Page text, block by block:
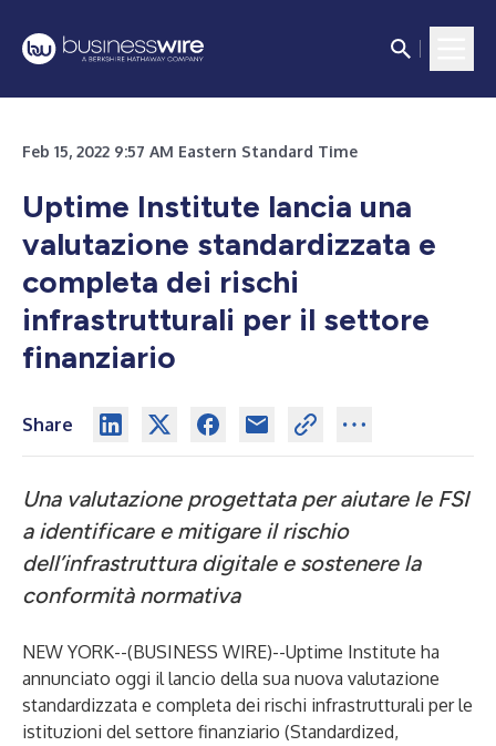
Feb 15, 2022 9:57 AM Eastern Standard Time
Uptime Institute lancia una
valutazione standardizzata e
completa dei rischi
infrastrutturali per il settore
finanziario
Share
Una valutazione progettata per aiutare le FSI
a identificare e mitigare il rischio
dell’infrastruttura digitale e sostenere la
conformità normativa
NEW YORK--(BUSINESS WIRE)--Uptime Institute ha
annunciato oggi il lancio della sua nuova valutazione
standardizzata e completa dei rischi infrastrutturali per le
istituzioni del settore finanziario (Standardized,